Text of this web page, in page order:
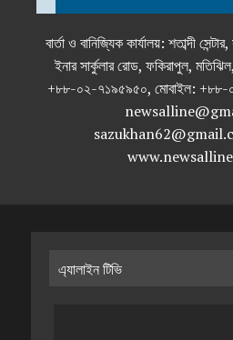
বার্তা ও বানিজ্যিক কার্যালয়: শতাব্দী
ইনার সার্কুলার রোড, ফকিরাপুল,
+৮৮-০২-৭১৯৫৯৫০, মোবাইল:
এ্যালাইন টিভি